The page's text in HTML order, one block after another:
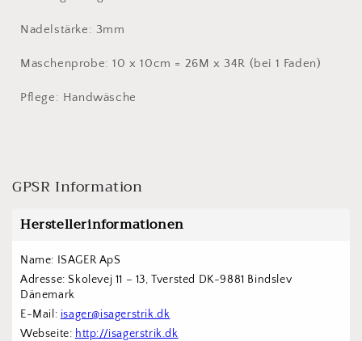
Nadelstärke: 3mm
Maschenprobe: 10 x 10cm = 26M x 34R (bei 1 Faden)
Pflege: Handwäsche
GPSR Information
Herstellerinformationen
Name: ISAGER ApS
Adresse: Skolevej 11 – 13, Tversted DK-9881 Bindslev
Dänemark
E-Mail: isager@isagerstrik.dk
Webseite: http://isagerstrik.dk